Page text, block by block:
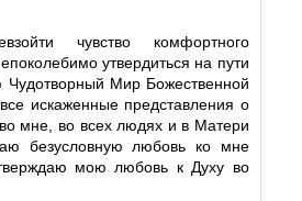
чувство комфортного
утвердиться на пути
Чудотворный Мир Божественной
искаженные представления о
мне, во всех людях и в Матери
безусловную любовь ко мне
мою любовь к Духу во